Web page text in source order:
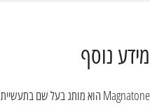
מידע נוסף
Magnatone הוא מותג בעל שם בתעשיית מגברי גיטרות, הידוע בייצור מגברים ורמקולים איכותיים. לחברה היסטוריה עשירה והיא מייצרת ציוד שמע משנות ה-30.